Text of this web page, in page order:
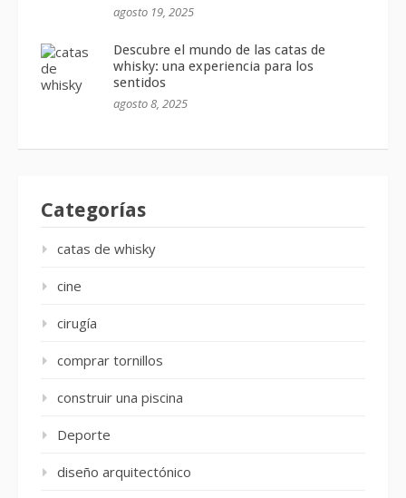
agosto 19, 2025
Descubre el mundo de las catas de
whisky: una experiencia para los
sentidos
agosto 8, 2025
Categorías
catas de whisky
cine
cirugía
comprar tornillos
construir una piscina
Deporte
diseño arquitectónico